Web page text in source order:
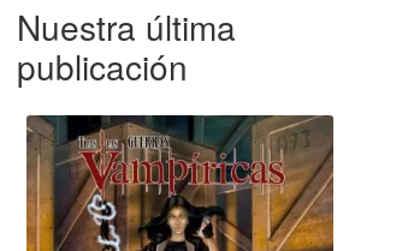
Nuestra última
publicación